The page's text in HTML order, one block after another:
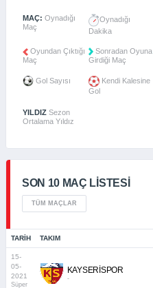
MAÇ: Oynadığı
Maç
Oynadığı
Dakika
Oyundan Çıktığı
Maç
Sonradan Oyuna
Girdiği Maç
Gol Sayısı
Kendi Kalesine
Gol
YILDIZ Sezon
Ortalama Yıldız
SON 10 MAÇ LISTESI
TÜM MAÇLAR
TARIH TAKIM
15-
05-
2021
Süper
KAYSERİSPOR
-